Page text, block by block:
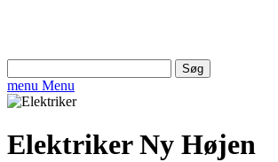
efter:
menu Menu
Elektriker Ny Højen